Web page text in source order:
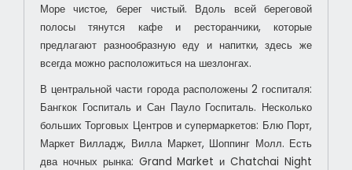
Море чистое, берег чистый. Вдоль всей береговой
полосы тянутся кафе и ресторанчики, которые
предлагают разнообразную еду и напитки, здесь же
всегда можно расположиться на шезлонгах.
В центральной части города расположены 2 госпиталя:
Бангкок Госпиталь и Сан Пауло Госпиталь. Несколько
больших Торговых Центров и супермаркетов: Блю Порт,
Маркет Вилладж, Вилла Маркет, Шоппинг Молл. Есть
два ночных рынка: Grand Market и Chatchai Night